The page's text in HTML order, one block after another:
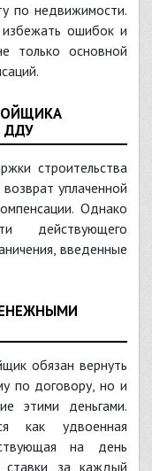
по недвижимости.
избежать ошибок и
только основной
ДДУ
строительства
уплаченной
Однако
действующего
введенные
обязан вернуть
по договору, но и
этими деньгами.
как удвоенная
на день
ставки за каждый